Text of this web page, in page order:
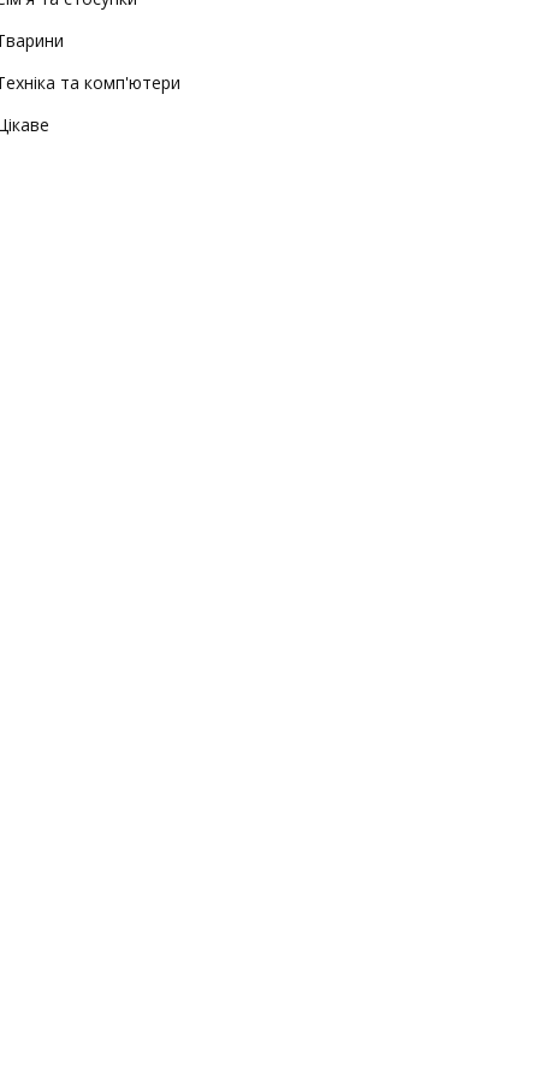
та комп'ютери